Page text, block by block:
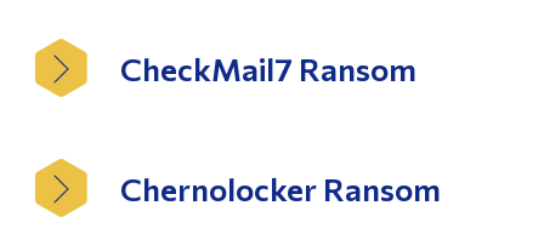
CheckMail7 Ransom
Chernolocker Ransom